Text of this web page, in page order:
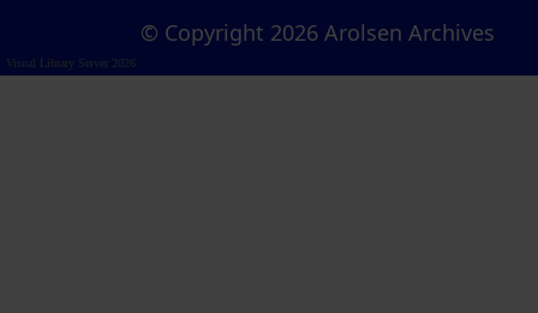
© Copyright 2026 Arolsen Archives
Visual Library Server 2026